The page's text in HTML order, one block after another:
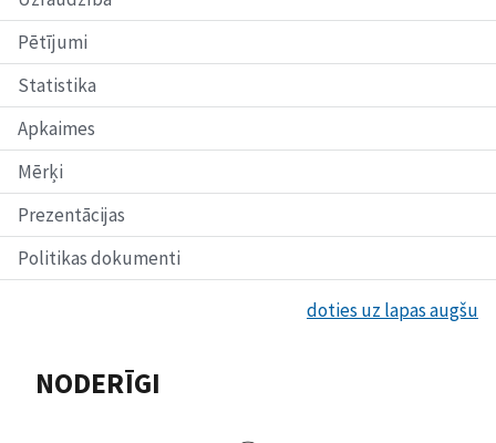
Pētījumi
Statistika
Apkaimes
Mērķi
Prezentācijas
Politikas dokumenti
doties uz lapas augšu
NODERĪGI